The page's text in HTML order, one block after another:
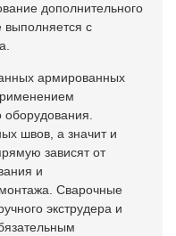
дополнительного
выполняется с
армированных
оборудования.
швов, а значит и
зависят от
и
Сварочные
экструдера и